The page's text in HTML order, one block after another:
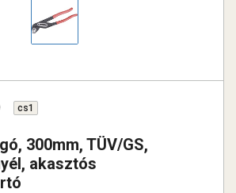
cs1
300mm, TÜV/GS,
akasztós